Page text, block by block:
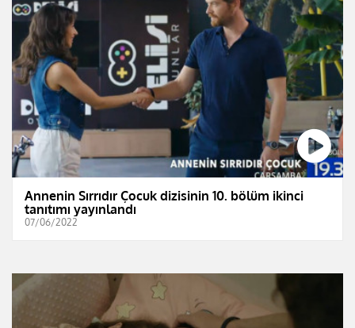
Annenin Sırrıdır Çocuk dizisinin 10. bölüm ikinci
tanıtımı yayınlandı
07/06/2022